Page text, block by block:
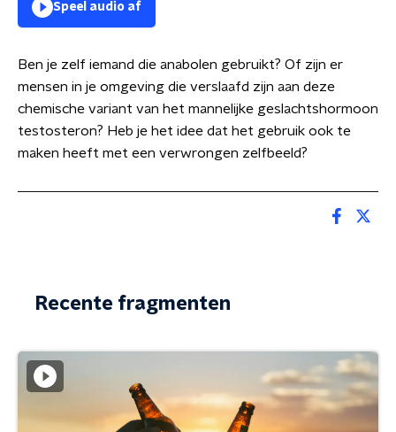
Speel audio af
Ben je zelf iemand die anabolen gebruikt? Of zijn er
mensen in je omgeving die verslaafd zijn aan deze
chemische variant van het mannelijke geslachtshormoon
testosteron? Heb je het idee dat het gebruik ook te
maken heeft met een verwrongen zelfbeeld?
Recente fragmenten